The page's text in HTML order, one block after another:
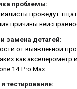
проблемы:
проведут
причины
замена деталей:
от выявленной
как
14 Pro Max.
тестирование: